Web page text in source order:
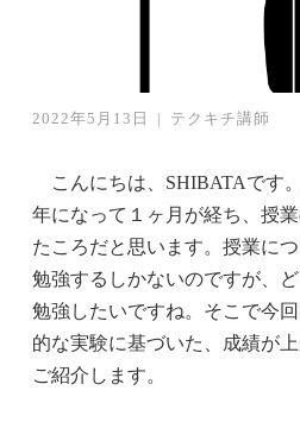
2022年5月13日 | テクキチ講師
こんにちは、SHIBATAです
年になって１ヶ月が経ち、授
たころだと思います。授業に
勉強するしかないのですが、
勉強したいですね。そこで今
的な実験に基づいた、成績が
ご紹介します。